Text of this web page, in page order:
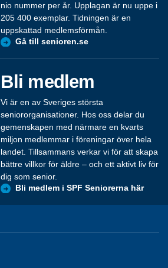
nio nummer per år. Upplagan är nu uppe i
205 400 exemplar. Tidningen är en
uppskattad medlemsförmån.
Gå till senioren.se
Bli medlem
Vi är en av Sveriges största
seniororganisationer. Hos oss delar du
gemenskapen med närmare en kvarts
miljon medlemmar i föreningar över hela
landet. Tillsammans verkar vi för att skapa
bättre villkor för äldre – och ett aktivt liv för
dig som senior.
Bli medlem i SPF Seniorerna här